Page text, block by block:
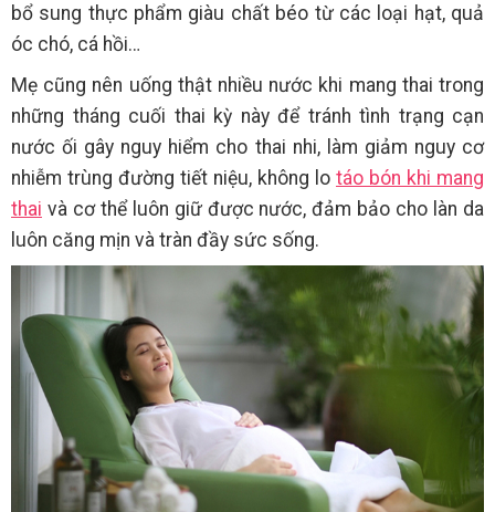
bổ sung thực phẩm giàu chất béo từ các loại hạt, quả
óc chó, cá hồi…
Mẹ cũng nên uống thật nhiều nước khi mang thai trong
những tháng cuối thai kỳ này để tránh tình trạng cạn
nước ối gây nguy hiểm cho thai nhi, làm giảm nguy cơ
nhiễm trùng đường tiết niệu, không lo táo bón khi mang
thai và cơ thể luôn giữ được nước, đảm bảo cho làn da
luôn căng mịn và tràn đầy sức sống.